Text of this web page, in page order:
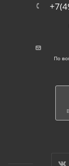
По